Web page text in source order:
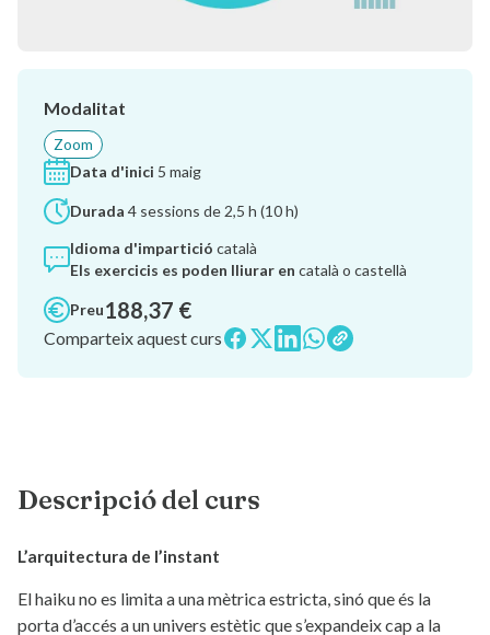
Modalitat
Zoom
Data d'inici 5 maig
Durada 4 sessions de 2,5 h (10 h)
Idioma d'impartició català
Els exercicis es poden lliurar en català o castellà
Preu188,37 €
Comparteix aquest curs
Descripció del curs
L’arquitectura de l’instant
El haiku no es limita a una mètrica estricta, sinó que és la
porta d’accés a un univers estètic que s’expandeix cap a la